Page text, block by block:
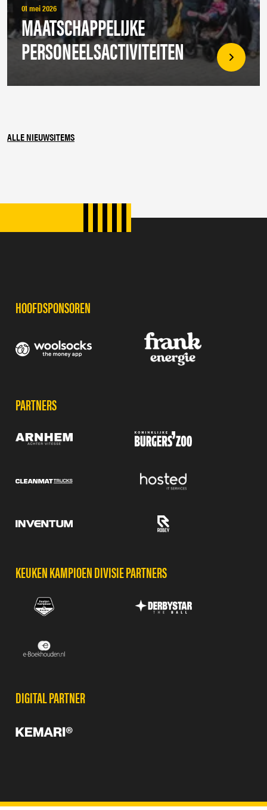
01 mei 2026
MAATSCHAPPELIJKE
PERSONEELSACTIVITEITEN
ALLE NIEUWSITEMS
HOOFDSPONSOREN
PARTNERS
KEUKEN KAMPIOEN DIVISIE PARTNERS
DIGITAL PARTNER